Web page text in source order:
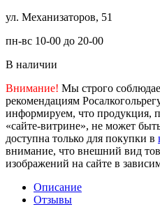
ул. Механизаторов, 51
пн-вс 10-00 до 20-00
В наличии
Внимание! Мы строго
рекомендациям
информируем, что продукция,
«сайте-витрине», не может
доступна только для покупки в
внимание, что внешний вид
изображений на сайте в
Описание
Отзывы